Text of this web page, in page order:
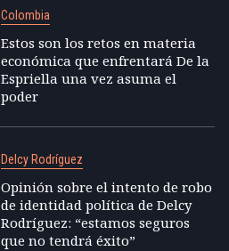
Colombia
Estos son los retos en materia
económica que enfrentará De la
Espriella una vez asuma el
poder
Delcy Rodríguez
Opinión sobre el intento de robo
de identidad política de Delcy
Rodríguez: “estamos seguros
que no tendrá éxito”